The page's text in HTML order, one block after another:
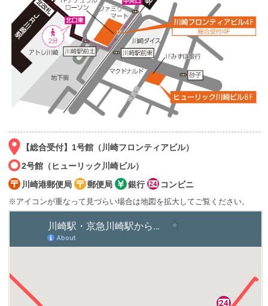
【総合受付】1号館（川崎フロンティアビル）
2号館（ヒューリック川崎ビル）
川崎港郵便局
郵便局 銀行 コンビニ
※アイコンが重なって見づらい場合は地図を拡大してご覧ください。